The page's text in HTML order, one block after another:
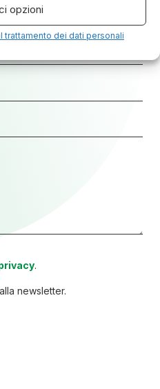
opzioni
trattamento dei dati personali
.
newsletter.